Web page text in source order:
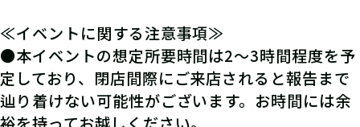
≪イベントに関する注意事項≫
●本イベントの想定所要時間は2～3時間程度を予
定しており、閉店間際にご来店されると報告まで
辿り着けない可能性がございます。お時間には余